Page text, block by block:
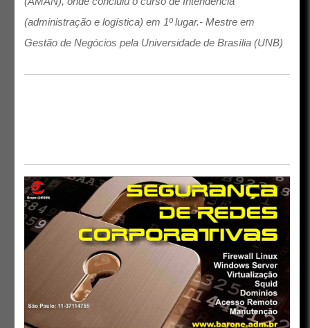
(administração e logística) em 1º lugar.- Mestre em
Gestão de Negócios pela Universidade de Brasília (UNB)